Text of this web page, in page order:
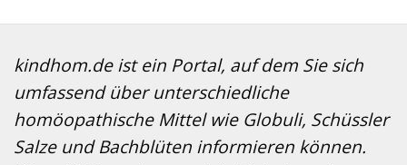
kindhom.de ist ein Portal, auf dem Sie sich
umfassend über unterschiedliche
homöopathische Mittel wie Globuli, Schüssler
Salze und Bachblüten informieren können.